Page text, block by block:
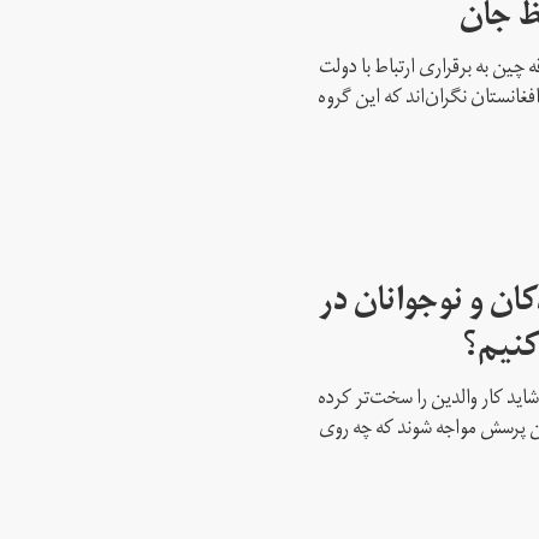
جان
چین به برقراری ارتباط با دولت
نگران‌اند که این گروه
و نوجوانان در
کار والدین را سخت‌تر کرده
پرسش مواجه شوند که چه روی